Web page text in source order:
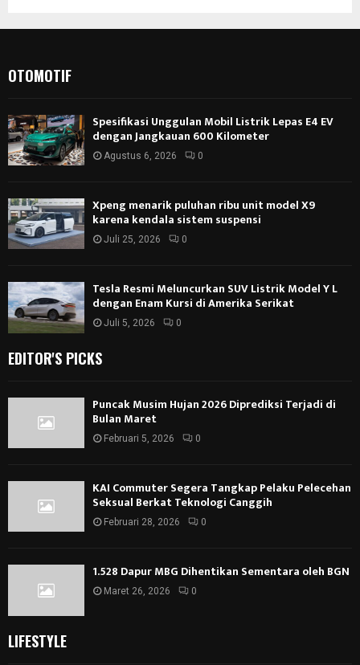
OTOMOTIF
Spesifikasi Unggulan Mobil Listrik Lepas E4 EV
dengan Jangkauan 600 Kilometer
Agustus 6, 2026 0
Xpeng menarik puluhan ribu unit model X9
karena kendala sistem suspensi
Juli 25, 2026 0
Tesla Resmi Meluncurkan SUV Listrik Model Y L
dengan Enam Kursi di Amerika Serikat
Juli 5, 2026 0
EDITOR'S PICKS
Puncak Musim Hujan 2026 Diprediksi Terjadi di
Bulan Maret
Februari 5, 2026 0
KAI Commuter Segera Tangkap Pelaku Pelecehan
Seksual Berkat Teknologi Canggih
Februari 28, 2026 0
1.528 Dapur MBG Dihentikan Sementara oleh BGN
Maret 26, 2026 0
LIFESTYLE